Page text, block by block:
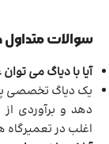
سوالات متداول
آیا با دیاگ می
یک دیاگ تخصصی
دهد و برآوردی
اغلب در